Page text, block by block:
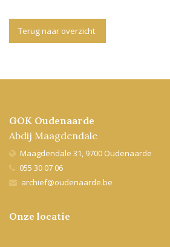
Terug naar overzicht
GOK Oudenaarde
Abdij Maagdendale
Maagdendale 31, 9700 Oudenaarde
055 30 07 06
archief@oudenaarde.be
Onze locatie